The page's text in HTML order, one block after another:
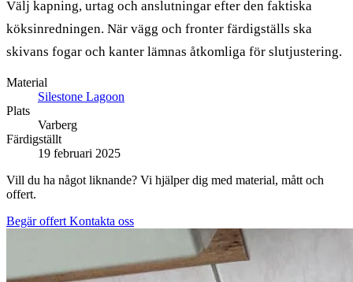
Välj kapning, urtag och anslutningar efter den faktiska
köksinredningen. När vägg och fronter färdigställs ska
skivans fogar och kanter lämnas åtkomliga för slutjustering.
Material
Silestone Lagoon
Plats
Varberg
Färdigställt
19 februari 2025
Vill du ha något liknande? Vi hjälper dig med material, mått och
offert.
Begär offert Kontakta oss